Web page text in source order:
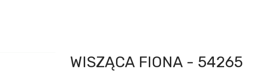
WISZĄCA FIONA - 54265